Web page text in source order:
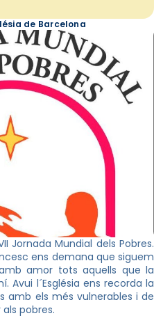
de Barcelona
Jornada Mundial dels Pobres.
ens demana que siguem
amor tots aquells que la
Avui l´Església ens recorda la
amb els més vulnerables i de
pobres.